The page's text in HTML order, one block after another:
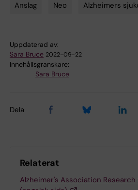
Anslag Neo Alzheimers
Uppdaterad av:
Sara Bruce 2022-09-22
Innehållsgranskare:
Sara Bruce
Dela
Relaterat
Alzheimer's Association Research